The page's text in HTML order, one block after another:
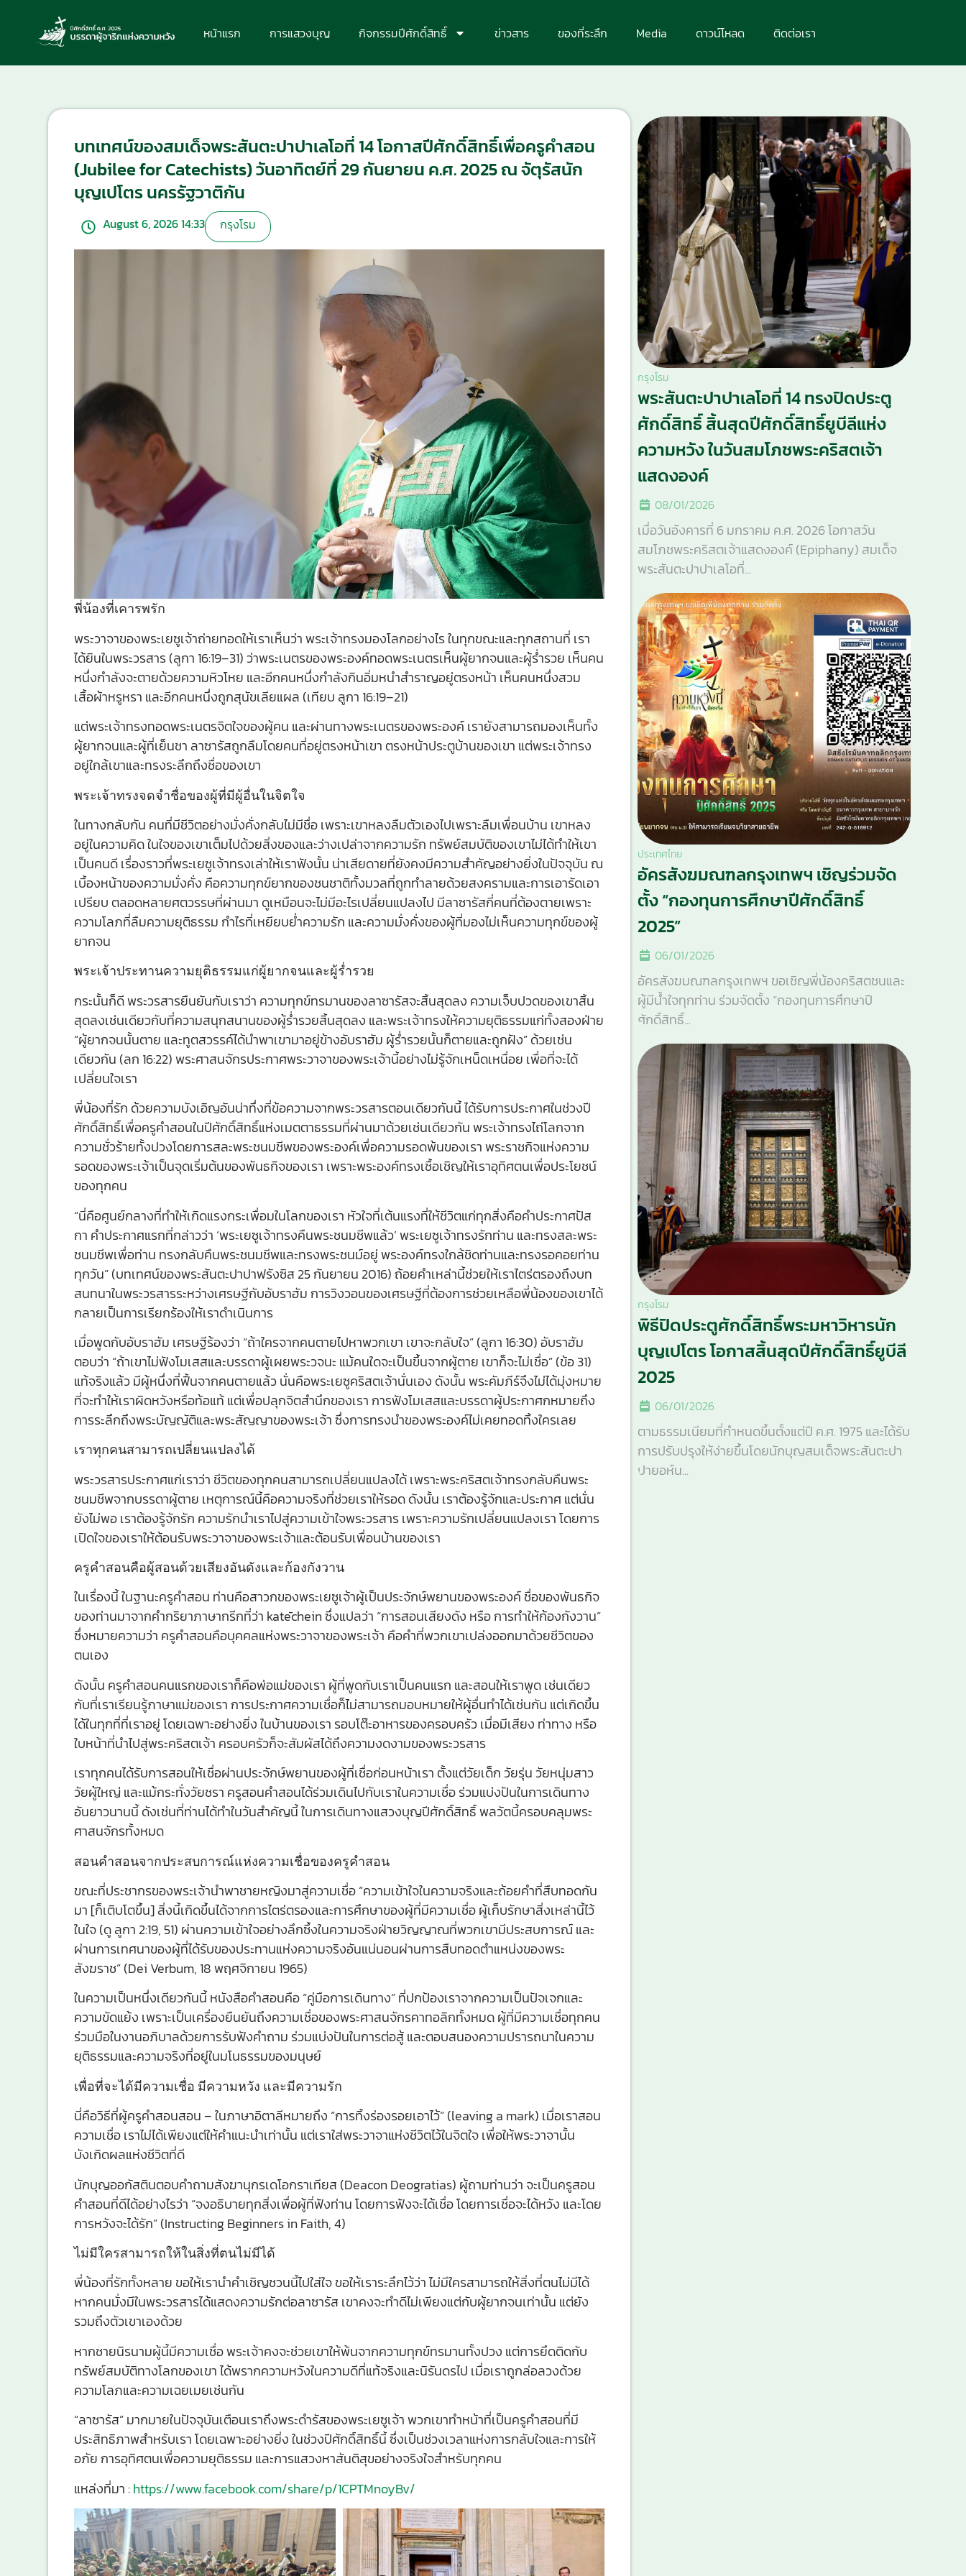
หน้าแรก การแสวงบุญ กิจกรรมปีศักดิ์สิทธิ์ ข่าวสาร ของที่ระลึก Media ดาวน์โหลด ติดต่อเรา
บทเทศน์ของสมเด็จพระสันตะปาปาเลโอที่ 14 โอกาสปีศักดิ์สิทธิ์เพื่อครูคำสอน
(Jubilee for Catechists) วันอาทิตย์ที่ 29 กันยายน ค.ศ. 2025 ณ จัตุรัสนัก
บุญเปโตร นครรัฐวาติกัน
August 6, 2026 14:33 กรุงโรม
พี่น้องที่เคารพรัก
พระวาจาของพระเยซูเจ้าถ่ายทอดให้เราเห็นว่า พระเจ้าทรงมองโลกอย่างไร ในทุกขณะและทุกสถานที่ เรา
ได้ยินในพระวรสาร (ลูกา 16:19–31) ว่าพระเนตรของพระองค์ทอดพระเนตรเห็นผู้ยากจนและผู้ร่ำรวย เห็นคน
หนึ่งกำลังจะตายด้วยความหิวโหย และอีกคนหนึ่งกำลังกินอิ่มหนำสำราญอยู่ตรงหน้า เห็นคนหนึ่งสวม
เสื้อผ้าหรูหรา และอีกคนหนึ่งถูกสุนัขเลียแผล (เทียบ ลูกา 16:19–21)
แต่พระเจ้าทรงทอดพระเนตรจิตใจของผู้คน และผ่านทางพระเนตรของพระองค์ เรายังสามารถมองเห็นทั้ง
ผู้ยากจนและผู้ที่เย็นชา ลาซารัสถูกลืมโดยคนที่อยู่ตรงหน้าเขา ตรงหน้าประตูบ้านของเขา แต่พระเจ้าทรง
อยู่ใกล้เขาและทรงระลึกถึงชื่อของเขา
พระเจ้าทรงจดจำชื่อของผู้ที่มีผู้อื่นในจิตใจ
ในทางกลับกัน คนที่มีชีวิตอย่างมั่งคั่งกลับไม่มีชื่อ เพราะเขาหลงลืมตัวเองไปเพราะลืมเพื่อนบ้าน เขาหลง
อยู่ในความคิด ในใจของเขาเต็มไปด้วยสิ่งของและว่างเปล่าจากความรัก ทรัพย์สมบัติของเขาไม่ได้ทำให้เขา
เป็นคนดี เรื่องราวที่พระเยซูเจ้าทรงเล่าให้เราฟังนั้น น่าเสียดายที่ยังคงมีความสำคัญอย่างยิ่งในปัจจุบัน ณ
เบื้องหน้าของความมั่งคั่ง คือความทุกข์ยากของชนชาติทั้งมวลที่ถูกทำลายด้วยสงครามและการเอารัดเอา
เปรียบ ตลอดหลายศตวรรษที่ผ่านมา ดูเหมือนจะไม่มีอะไรเปลี่ยนแปลงไป มีลาซารัสกี่คนที่ต้องตายเพราะ
ความโลภที่ลืมความยุติธรรม กำไรที่เหยียบย่ำความรัก และความมั่งคั่งของผู้ที่มองไม่เห็นความทุกข์ของผู้
ยากจน
พระเจ้าประทานความยุติธรรมแก่ผู้ยากจนและผู้ร่ำรวย
กระนั้นก็ดี พระวรสารยืนยันกับเราว่า ความทุกข์ทรมานของลาซารัสจะสิ้นสุดลง ความเจ็บปวดของเขาสิ้น
สุดลงเช่นเดียวกับที่ความสนุกสนานของผู้ร่ำรวยสิ้นสุดลง และพระเจ้าทรงให้ความยุติธรรมแก่ทั้งสองฝ่าย
“ผู้ยากจนนั้นตาย และทูตสวรรค์ได้นำพาเขามาอยู่ข้างอับราฮัม ผู้ร่ำรวยนั้นก็ตายและถูกฝัง” ด้วยเช่น
เดียวกัน (ลก 16:22) พระศาสนจักรประกาศพระวาจาของพระเจ้านี้อย่างไม่รู้จักเหน็ดเหนื่อย เพื่อที่จะได้
เปลี่ยนใจเรา
พี่น้องที่รัก ด้วยความบังเอิญอันน่าทึ่งที่ข้อความจากพระวรสารตอนเดียวกันนี้ ได้รับการประกาศในช่วงปี
ศักดิ์สิทธิ์เพื่อครูคำสอนในปีศักดิ์สิทธิ์แห่งเมตตาธรรมที่ผ่านมาด้วยเช่นเดียวกัน พระเจ้าทรงไถ่โลกจาก
ความชั่วร้ายทั้งปวงโดยการสละพระชนมชีพของพระองค์เพื่อความรอดพ้นของเรา พระราชกิจแห่งความ
รอดของพระเจ้าเป็นจุดเริ่มต้นของพันธกิจของเรา เพราะพระองค์ทรงเชื้อเชิญให้เราอุทิศตนเพื่อประโยชน์
ของทุกคน
“นี่คือศูนย์กลางที่ทำให้เกิดแรงกระเพื่อมในโลกของเรา หัวใจที่เต้นแรงที่ให้ชีวิตแก่ทุกสิ่งคือคำประกาศปัส
กา คำประกาศแรกที่กล่าวว่า ‘พระเยซูเจ้าทรงคืนพระชนมชีพแล้ว’ พระเยซูเจ้าทรงรักท่าน และทรงสละพระ
ชนมชีพเพื่อท่าน ทรงกลับคืนพระชนมชีพและทรงพระชนม์อยู่ พระองค์ทรงใกล้ชิดท่านและทรงรอคอยท่าน
ทุกวัน” (บทเทศน์ของพระสันตะปาปาฟรังซิส 25 กันยายน 2016) ถ้อยคำเหล่านี้ช่วยให้เราไตร่ตรองถึงบท
สนทนาในพระวรสารระหว่างเศรษฐีกับอับราฮัม การวิงวอนของเศรษฐีที่ต้องการช่วยเหลือพี่น้องของเขาได้
กลายเป็นการเรียกร้องให้เราดำเนินการ
เมื่อพูดกับอับราฮัม เศรษฐีร้องว่า “ถ้าใครจากคนตายไปหาพวกเขา เขาจะกลับใจ” (ลูกา 16:30) อับราฮัม
ตอบว่า “ถ้าเขาไม่ฟังโมเสสและบรรดาผู้เผยพระวจนะ แม้คนใดจะเป็นขึ้นจากผู้ตาย เขาก็จะไม่เชื่อ” (ข้อ 31)
แท้จริงแล้ว มีผู้หนึ่งที่ฟื้นจากคนตายแล้ว นั่นคือพระเยซูคริสตเจ้านั่นเอง ดังนั้น พระคัมภีร์จึงไม่ได้มุ่งหมาย
ที่จะทำให้เราผิดหวังหรือท้อแท้ แต่เพื่อปลุกจิตสำนึกของเรา การฟังโมเสสและบรรดาผู้ประกาศกหมายถึง
การระลึกถึงพระบัญญัติและพระสัญญาของพระเจ้า ซึ่งการทรงนำของพระองค์ไม่เคยทอดทิ้งใครเลย
เราทุกคนสามารถเปลี่ยนแปลงได้
พระวรสารประกาศแก่เราว่า ชีวิตของทุกคนสามารถเปลี่ยนแปลงได้ เพราะพระคริสตเจ้าทรงกลับคืนพระ
ชนมชีพจากบรรดาผู้ตาย เหตุการณ์นี้คือความจริงที่ช่วยเราให้รอด ดังนั้น เราต้องรู้จักและประกาศ แต่นั่น
ยังไม่พอ เราต้องรู้จักรัก ความรักนำเราไปสู่ความเข้าใจพระวรสาร เพราะความรักเปลี่ยนแปลงเรา โดยการ
เปิดใจของเราให้ต้อนรับพระวาจาของพระเจ้าและต้อนรับเพื่อนบ้านของเรา
ครูคำสอนคือผู้สอนด้วยเสียงอันดังและก้องกังวาน
ในเรื่องนี้ ในฐานะครูคำสอน ท่านคือสาวกของพระเยซูเจ้าผู้เป็นประจักษ์พยานของพระองค์ ชื่อของพันธกิจ
ของท่านมาจากคำกริยาภาษากรีกที่ว่า katēchein ซึ่งแปลว่า “การสอนเสียงดัง หรือ การทำให้ก้องกังวาน”
ซึ่งหมายความว่า ครูคำสอนคือบุคคลแห่งพระวาจาของพระเจ้า คือคำที่พวกเขาเปล่งออกมาด้วยชีวิตของ
ตนเอง
ดังนั้น ครูคำสอนคนแรกของเราก็คือพ่อแม่ของเรา ผู้ที่พูดกับเราเป็นคนแรก และสอนให้เราพูด เช่นเดียว
กับที่เราเรียนรู้ภาษาแม่ของเรา การประกาศความเชื่อก็ไม่สามารถมอบหมายให้ผู้อื่นทำได้เช่นกัน แต่เกิดขึ้น
ได้ในทุกที่ที่เราอยู่ โดยเฉพาะอย่างยิ่ง ในบ้านของเรา รอบโต๊ะอาหารของครอบครัว เมื่อมีเสียง ท่าทาง หรือ
ใบหน้าที่นำไปสู่พระคริสตเจ้า ครอบครัวก็จะสัมผัสได้ถึงความงดงามของพระวรสาร
เราทุกคนได้รับการสอนให้เชื่อผ่านประจักษ์พยานของผู้ที่เชื่อก่อนหน้าเรา ตั้งแต่วัยเด็ก วัยรุ่น วัยหนุ่มสาว
วัยผู้ใหญ่ และแม้กระทั่งวัยชรา ครูสอนคำสอนได้ร่วมเดินไปกับเราในความเชื่อ ร่วมแบ่งปันในการเดินทาง
อันยาวนานนี้ ดังเช่นที่ท่านได้ทำในวันสำคัญนี้ ในการเดินทางแสวงบุญปีศักดิ์สิทธิ์ พลวัตนี้ครอบคลุมพระ
ศาสนจักรทั้งหมด
สอนคำสอนจากประสบการณ์แห่งความเชื่อของครูคำสอน
ขณะที่ประชากรของพระเจ้านำพาชายหญิงมาสู่ความเชื่อ “ความเข้าใจในความจริงและถ้อยคำที่สืบทอดกัน
มา [ก็เติบโตขึ้น] สิ่งนี้เกิดขึ้นได้จากการไตร่ตรองและการศึกษาของผู้ที่มีความเชื่อ ผู้เก็บรักษาสิ่งเหล่านี้ไว้
ในใจ (ดู ลูกา 2:19, 51) ผ่านความเข้าใจอย่างลึกซึ้งในความจริงฝ่ายวิญญาณที่พวกเขามีประสบการณ์ และ
ผ่านการเทศนาของผู้ที่ได้รับของประทานแห่งความจริงอันแน่นอนผ่านการสืบทอดตำแหน่งของพระ
สังฆราช” (Dei Verbum, 18 พฤศจิกายน 1965)
ในความเป็นหนึ่งเดียวกันนี้ หนังสือคำสอนคือ “คู่มือการเดินทาง” ที่ปกป้องเราจากความเป็นปัจเจกและ
ความขัดแย้ง เพราะเป็นเครื่องยืนยันถึงความเชื่อของพระศาสนจักรคาทอลิกทั้งหมด ผู้ที่มีความเชื่อทุกคน
ร่วมมือในงานอภิบาลด้วยการรับฟังคำถาม ร่วมแบ่งปันในการต่อสู้ และตอบสนองความปรารถนาในความ
ยุติธรรมและความจริงที่อยู่ในมโนธรรมของมนุษย์
เพื่อที่จะได้มีความเชื่อ มีความหวัง และมีความรัก
นี่คือวิธีที่ผู้ครูคำสอนสอน – ในภาษาอิตาลีหมายถึง “การทิ้งร่องรอยเอาไว้” (leaving a mark) เมื่อเราสอน
ความเชื่อ เราไม่ได้เพียงแต่ให้คำแนะนำเท่านั้น แต่เราใส่พระวาจาแห่งชีวิตไว้ในจิตใจ เพื่อให้พระวาจานั้น
บังเกิดผลแห่งชีวิตที่ดี
นักบุญออกัสตินตอบคำถามสังฆานุกรเดโอกราเทียส (Deacon Deogratias) ผู้ถามท่านว่า จะเป็นครูสอน
คำสอนที่ดีได้อย่างไรว่า “จงอธิบายทุกสิ่งเพื่อผู้ที่ฟังท่าน โดยการฟังจะได้เชื่อ โดยการเชื่อจะได้หวัง และโดย
การหวังจะได้รัก” (Instructing Beginners in Faith, 4)
ไม่มีใครสามารถให้ในสิ่งที่ตนไม่มีได้
พี่น้องที่รักทั้งหลาย ขอให้เรานำคำเชิญชวนนี้ไปใส่ใจ ขอให้เราระลึกไว้ว่า ไม่มีใครสามารถให้สิ่งที่ตนไม่มีได้
หากคนมั่งมีในพระวรสารได้แสดงความรักต่อลาซารัส เขาคงจะทำดีไม่เพียงแต่กับผู้ยากจนเท่านั้น แต่ยัง
รวมถึงตัวเขาเองด้วย
หากชายนิรนามผู้นี้มีความเชื่อ พระเจ้าคงจะช่วยเขาให้พ้นจากความทุกข์ทรมานทั้งปวง แต่การยึดติดกับ
ทรัพย์สมบัติทางโลกของเขา ได้พรากความหวังในความดีที่แท้จริงและนิรันดรไป เมื่อเราถูกล่อลวงด้วย
ความโลภและความเฉยเมยเช่นกัน
“ลาซารัส” มากมายในปัจจุบันเตือนเราถึงพระดำรัสของพระเยซูเจ้า พวกเขาทำหน้าที่เป็นครูคำสอนที่มี
ประสิทธิภาพสำหรับเรา โดยเฉพาะอย่างยิ่ง ในช่วงปีศักดิ์สิทธิ์นี้ ซึ่งเป็นช่วงเวลาแห่งการกลับใจและการให้
อภัย การอุทิศตนเพื่อความยุติธรรม และการแสวงหาสันติสุขอย่างจริงใจสำหรับทุกคน
แหล่งที่มา :https://www.facebook.com/share/p/1CPTMnoyBv/
กรุงโรม
พระสันตะปาปาเลโอที่ 14 ทรงปิดประตู
ศักดิ์สิทธิ์ สิ้นสุดปีศักดิ์สิทธิ์ยูบีลีแห่ง
ความหวัง ในวันสมโภชพระคริสตเจ้า
แสดงองค์
08/01/2026
เมื่อวันอังคารที่ 6 มกราคม ค.ศ. 2026 โอกาสวัน
สมโภชพระคริสตเจ้าแสดงองค์ (Epiphany) สมเด็จ
พระสันตะปาปาเลโอที่...
ประเทศไทย
อัครสังฆมณฑลกรุงเทพฯ เชิญร่วมจัด
ตั้ง “กองทุนการศึกษาปีศักดิ์สิทธิ์
2025”
06/01/2026
อัครสังฆมณฑลกรุงเทพฯ ขอเชิญพี่น้องคริสตชนและ
ผู้มีน้ำใจทุกท่าน ร่วมจัดตั้ง “กองทุนการศึกษาปี
ศักดิ์สิทธิ์...
กรุงโรม
พิธีปิดประตูศักดิ์สิทธิ์พระมหาวิหารนัก
บุญเปโตร โอกาสสิ้นสุดปีศักดิ์สิทธิ์ยูบีลี
2025
06/01/2026
ตามธรรมเนียมที่กำหนดขึ้นตั้งแต่ปี ค.ศ. 1975 และได้รับ
การปรับปรุงให้ง่ายขึ้นโดยนักบุญสมเด็จพระสันตะปา
ปายอห์น...